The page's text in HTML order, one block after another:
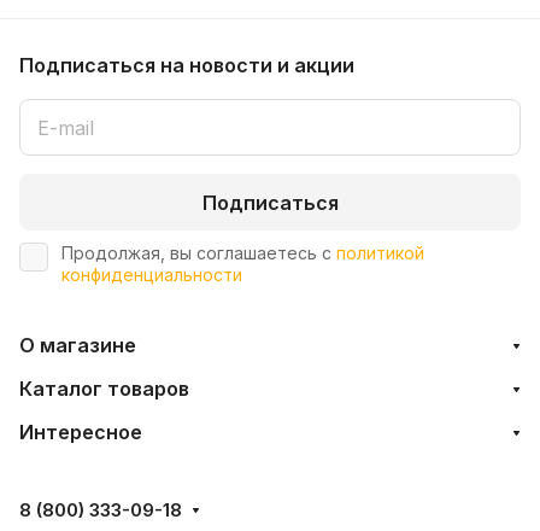
Подписаться на новости и акции
Подписаться
Продолжая, вы соглашаетесь с политикой
конфиденциальности
О магазине
Каталог товаров
Интересное
8 (800) 333-09-18